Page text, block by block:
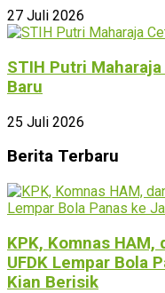
27 Juli 2026
STIH Putri
Baru
25 Juli 2026
Berita Terbaru
KPK, Komnas HAM,
UFDK Lempar Bola
Kian Berisik